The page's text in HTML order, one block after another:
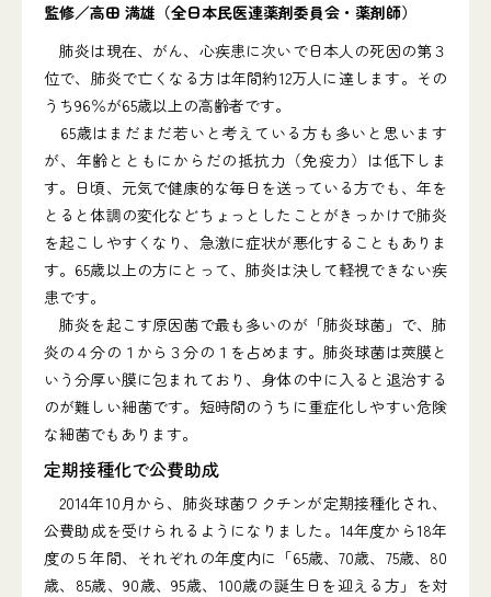
監修／高田 満雄（全日本民医連薬剤委員会・薬剤師）
肺炎は現在、がん、心疾患に次いで日本人の死因の第３
位で、肺炎で亡くなる方は年間約12万人に達します。その
うち96％が65歳以上の高齢者です。
65歳はまだまだ若いと考えている方も多いと思います
が、年齢とともにからだの抵抗力（免疫力）は低下しま
す。日頃、元気で健康的な毎日を送っている方でも、年を
とると体調の変化などちょっとしたことがきっかけで肺炎
を起こしやすくなり、急激に症状が悪化することもありま
す。65歳以上の方にとって、肺炎は決して軽視できない疾
患です。
肺炎を起こす原因菌で最も多いのが「肺炎球菌」で、肺
炎の４分の１から３分の１を占めます。肺炎球菌は莢膜と
いう分厚い膜に包まれており、身体の中に入ると退治する
のが難しい細菌です。短時間のうちに重症化しやすい危険
な細菌でもあります。
定期接種化で公費助成
2014年10月から、肺炎球菌ワクチンが定期接種化され、
公費助成を受けられるようになりました。14年度から18年
度の５年間、それぞれの年度内に「65歳、70歳、75歳、80
歳、85歳、90歳、95歳、100歳の誕生日を迎える方」を対